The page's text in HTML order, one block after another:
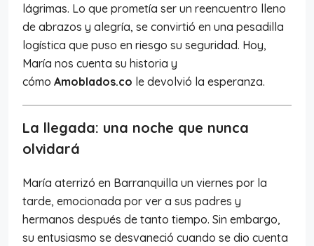
lágrimas. Lo que prometía ser un reencuentro lleno
de abrazos y alegría, se convirtió en una pesadilla
logística que puso en riesgo su seguridad. Hoy,
María nos cuenta su historia y
cómo Amoblados.co le devolvió la esperanza.
La llegada: una noche que nunca
olvidará
María aterrizó en Barranquilla un viernes por la
tarde, emocionada por ver a sus padres y
hermanos después de tanto tiempo. Sin embargo,
su entusiasmo se desvaneció cuando se dio cuenta